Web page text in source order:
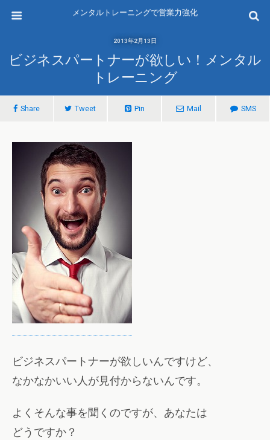
メンタルトレーニングで営業力強化
2013年2月13日
ビジネスパートナーが欲しい！メンタル
トレーニング
Share Tweet Pin Mail SMS
ビジネスパートナーが欲しいんですけど、
なかなかいい人が見付からないんです。
よくそんな事を聞くのですが、あなたは
どうですか？